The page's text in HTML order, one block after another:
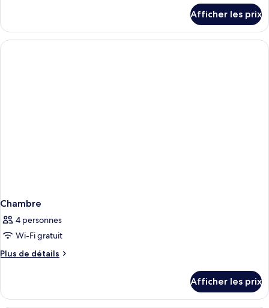
chambre :
Family
Room,
Family
Room,
3
Afficher les prix
Chambre
4 personnes
Wi-Fi gratuit
Plus de détails
Plus
Chambre
Afficher les prix